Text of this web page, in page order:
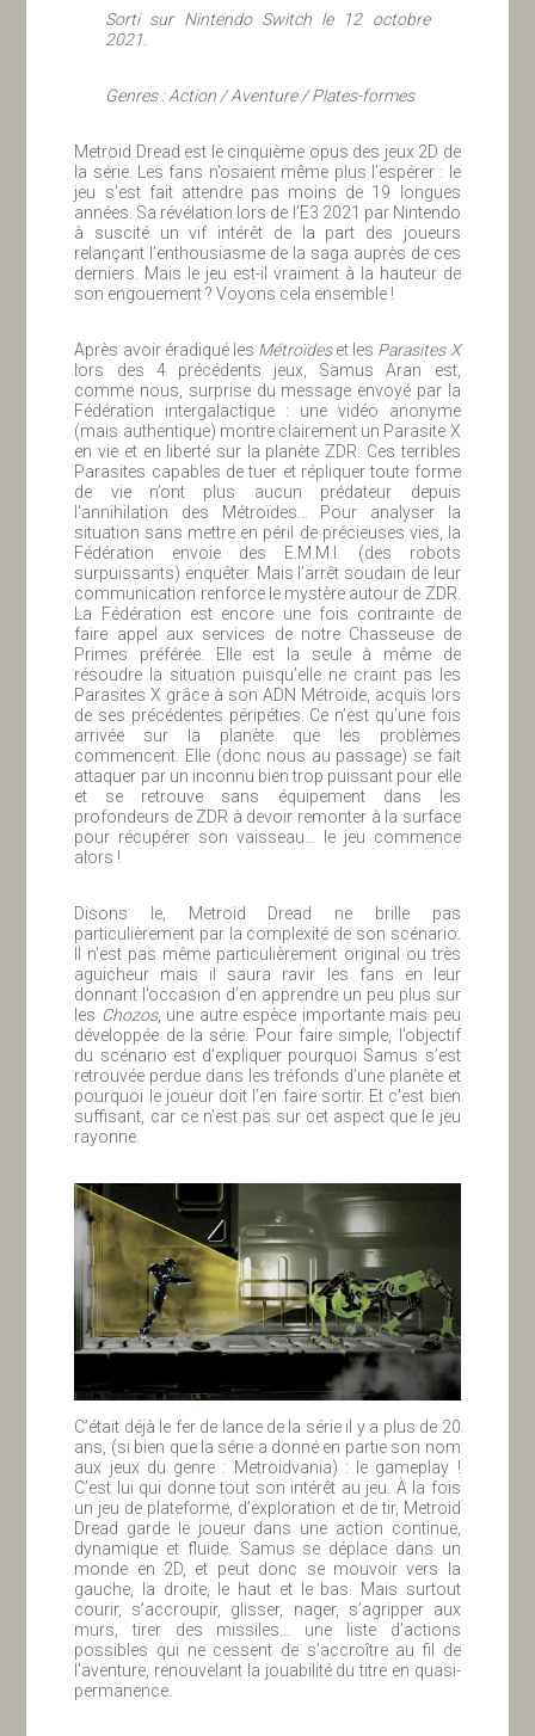
Sorti sur Nintendo Switch le 12 octobre
2021.
Genres : Action / Aventure / Plates-formes
Metroid Dread est le cinquième opus des jeux 2D de
la série. Les fans n’osaient même plus l’espérer : le
jeu s’est fait attendre pas moins de 19 longues
années. Sa révélation lors de l’E3 2021 par Nintendo
à suscité un vif intérêt de la part des joueurs
relançant l’enthousiasme de la saga auprès de ces
derniers. Mais le jeu est-il vraiment à la hauteur de
son engouement ? Voyons cela ensemble !
Après avoir éradiqué les Métroïdeset les Parasites X
lors des 4 précédents jeux, Samus Aran est,
comme nous, surprise du message envoyé par la
Fédération intergalactique : une vidéo anonyme
(mais authentique) montre clairement un Parasite X
en vie et en liberté sur la planète ZDR. Ces terribles
Parasites capables de tuer et répliquer toute forme
de vie n’ont plus aucun prédateur depuis
l’annihilation des Métroïdes… Pour analyser la
situation sans mettre en péril de précieuses vies, la
Fédération envoie des E.M.M.I. (des robots
surpuissants) enquêter. Mais l’arrêt soudain de leur
communication renforce le mystère autour de ZDR.
La Fédération est encore une fois contrainte de
faire appel aux services de notre Chasseuse de
Primes préférée. Elle est la seule à même de
résoudre la situation puisqu’elle ne craint pas les
Parasites X grâce à son ADN Métroïde, acquis lors
de ses précédentes péripéties. Ce n’est qu’une fois
arrivée sur la planète que les problèmes
commencent. Elle (donc nous au passage) se fait
attaquer par un inconnu bien trop puissant pour elle
et se retrouve sans équipement dans les
profondeurs de ZDR à devoir remonter à la surface
pour récupérer son vaisseau… le jeu commence
alors !
Disons le, Metroid Dread ne brille pas
particulièrement par la complexité de son scénario.
Il n’est pas même particulièrement original ou très
aguicheur mais il saura ravir les fans en leur
donnant l’occasion d’en apprendre un peu plus sur
les Chozos, une autre espèce importante mais peu
développée de la série. Pour faire simple, l’objectif
du scénario est d’expliquer pourquoi Samus s’est
retrouvée perdue dans les tréfonds d’une planète et
pourquoi le joueur doit l’en faire sortir. Et c’est bien
suffisant, car ce n’est pas sur cet aspect que le jeu
rayonne.
C’était déjà le fer de lance de la série il y a plus de 20
ans, (si bien que la série a donné en partie son nom
aux jeux du genre : Metroidvania) : le gameplay !
C’est lui qui donne tout son intérêt au jeu. À la fois
un jeu de plateforme, d’exploration et de tir, Metroid
Dread garde le joueur dans une action continue,
dynamique et fluide. Samus se déplace dans un
monde en 2D, et peut donc se mouvoir vers la
gauche, la droite, le haut et le bas. Mais surtout
courir, s’accroupir, glisser, nager, s’agripper aux
murs, tirer des missiles… une liste d’actions
possibles qui ne cessent de s’accroître au fil de
l’aventure, renouvelant la jouabilité du titre en quasi-
permanence.